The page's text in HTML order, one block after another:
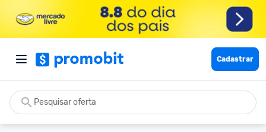
Cadastrar